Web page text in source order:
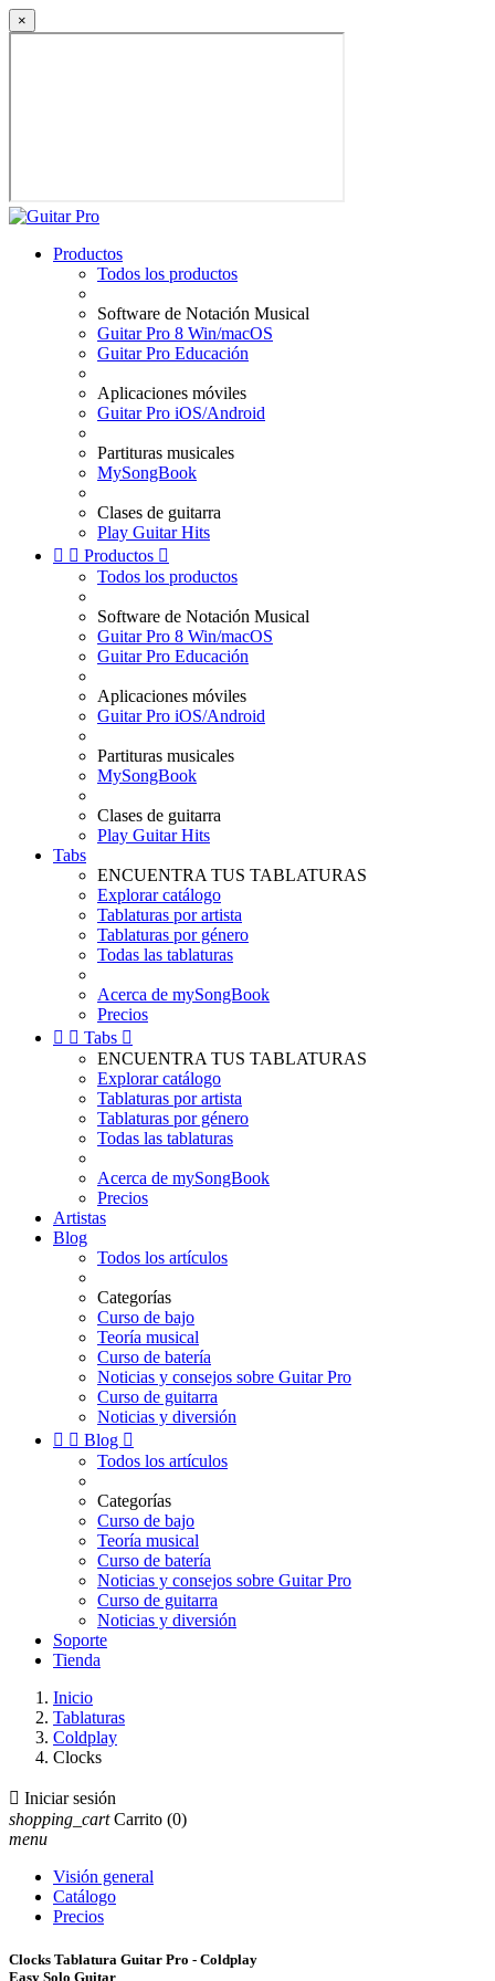
×
Productos
Todos los productos
Software de Notación Musical
Guitar Pro 8 Win/macOS
Guitar Pro Educación
Aplicaciones móviles
Guitar Pro iOS/Android
Partituras musicales
MySongBook
Clases de guitarra
Play Guitar Hits
  Productos 
Todos los productos
Software de Notación Musical
Guitar Pro 8 Win/macOS
Guitar Pro Educación
Aplicaciones móviles
Guitar Pro iOS/Android
Partituras musicales
MySongBook
Clases de guitarra
Play Guitar Hits
Tabs
ENCUENTRA TUS TABLATURAS
Explorar catálogo
Tablaturas por artista
Tablaturas por género
Todas las tablaturas
Acerca de mySongBook
Precios
  Tabs 
ENCUENTRA TUS TABLATURAS
Explorar catálogo
Tablaturas por artista
Tablaturas por género
Todas las tablaturas
Acerca de mySongBook
Precios
Artistas
Blog
Todos los artículos
Categorías
Curso de bajo
Teoría musical
Curso de batería
Noticias y consejos sobre Guitar Pro
Curso de guitarra
Noticias y diversión
  Blog 
Todos los artículos
Categorías
Curso de bajo
Teoría musical
Curso de batería
Noticias y consejos sobre Guitar Pro
Curso de guitarra
Noticias y diversión
Soporte
Tienda
Inicio
Tablaturas
Coldplay
Clocks
 Iniciar sesión
shopping_cart Carrito (0)
menu
Visión general
Catálogo
Precios
Clocks Tablatura Guitar Pro - Coldplay
Easy Solo Guitar